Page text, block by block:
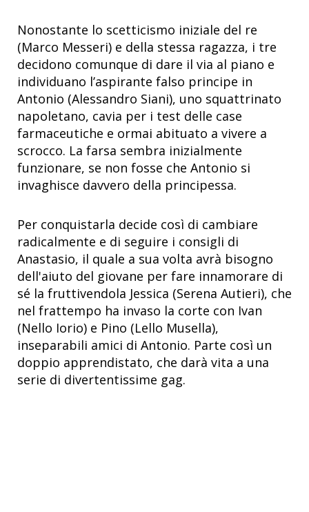
Nonostante lo scetticismo iniziale del re
(Marco Messeri) e della stessa ragazza, i tre
decidono comunque di dare il via al piano e
individuano l’aspirante falso principe in
Antonio (Alessandro Siani), uno squattrinato
napoletano, cavia per i test delle case
farmaceutiche e ormai abituato a vivere a
scrocco. La farsa sembra inizialmente
funzionare, se non fosse che Antonio si
invaghisce davvero della principessa.
Per conquistarla decide così di cambiare
radicalmente e di seguire i consigli di
Anastasio, il quale a sua volta avrà bisogno
dell'aiuto del giovane per fare innamorare di
sé la fruttivendola Jessica (Serena Autieri), che
nel frattempo ha invaso la corte con Ivan
(Nello Iorio) e Pino (Lello Musella),
inseparabili amici di Antonio. Parte così un
doppio apprendistato, che darà vita a una
serie di divertentissime gag.